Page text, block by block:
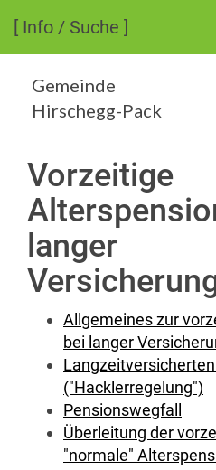
[ Info / Suche ]
Gemeinde
Hirschegg-Pack
Vorzeitige
langer
Allgemeines zur
bei langer
("Hacklerregelung")
Pensionswegfall
Überleitung der
"normale"